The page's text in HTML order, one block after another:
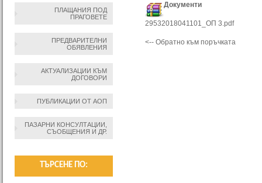
ПЛАЩАНИЯ ПОД
ПРАГОВЕТЕ
ПРЕДВАРИТЕЛНИ
ОБЯВЛЕНИЯ
АКТУАЛИЗАЦИИ КЪМ
ДОГОВОРИ
ПУБЛИКАЦИИ ОТ АОП
ПАЗАРНИ КОНСУЛТАЦИИ,
СЪОБЩЕНИЯ И ДР.
ТЪРСЕНЕ ПО:
Документи
29532018041101_ОП 3.pdf
<-- Обратно към поръчката